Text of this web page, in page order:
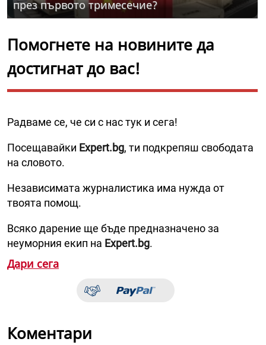
през първото тримесечие?
Помогнете на новините да
достигнат до вас!
Радваме се, че си с нас тук и сега!
Посещавайки Expert.bg, ти подкрепяш свободата
на словото.
Независимата журналистика има нужда от
твоята помощ.
Всяко дарение ще бъде предназначено за
неуморния екип на Expert.bg.
Дари сега
Коментари